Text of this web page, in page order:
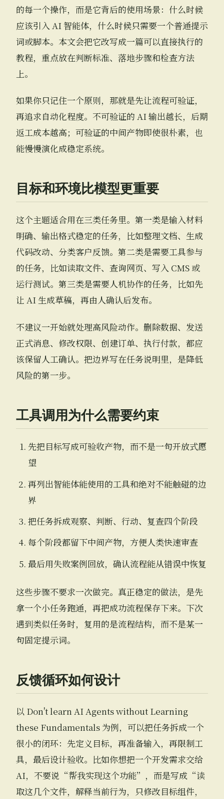
的每一个操作，而是它背后的使用场景：什么时候
应该引入 AI 智能体，什么时候只需要一个普通提示
词或脚本。本文会把它改写成一篇可以直接执行的
教程，重点放在判断标准、落地步骤和检查方法
上。
如果你只记住一个原则，那就是先让流程可验证，
再追求自动化程度。不可验证的 AI 输出越长，后期
返工成本越高；可验证的中间产物即使很朴素，也
能慢慢演化成稳定系统。
目标和环境比模型更重要
这个主题适合用在三类任务里。第一类是输入材料
明确、输出格式稳定的任务，比如整理文档、生成
代码改动、分类客户反馈。第二类是需要工具参与
的任务，比如读取文件、查询网页、写入 CMS 或
运行测试。第三类是需要人机协作的任务，比如先
让 AI 生成草稿，再由人确认后发布。
不建议一开始就处理高风险动作。删除数据、发送
正式消息、修改权限、创建订单、执行付款，都应
该保留人工确认。把边界写在任务说明里，是降低
风险的第一步。
工具调用为什么需要约束
先把目标写成可验收产物，而不是一句开放式愿
望
再列出智能体能使用的工具和绝对不能触碰的边
界
把任务拆成观察、判断、行动、复查四个阶段
每个阶段都留下中间产物，方便人类快速审查
最后用失败案例回放，确认流程能从错误中恢复
这些步骤不要求一次做完。真正稳定的做法，是先
拿一个小任务跑通，再把成功流程保存下来。下次
遇到类似任务时，复用的是流程结构，而不是某一
句固定提示词。
反馈循环如何设计
以 Don't learn AI Agents without Learning
these Fundamentals 为例，可以把任务拆成一个
很小的闭环：先定义目标，再准备输入，再限制工
具，最后设计验收。比如你想把一个开发需求交给
AI，不要说“帮我实现这个功能”，而是写成“读
取这几个文件，解释当前行为，只修改目标组件，